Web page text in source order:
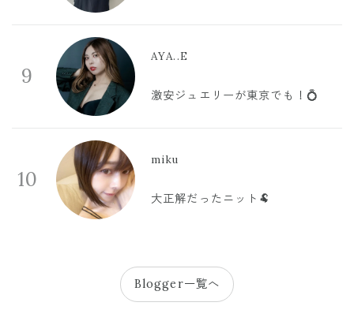
9
AYA..E
激安ジュエリーが東京でも！💍
10
miku
大正解だったニット🐏
Blogger一覧へ